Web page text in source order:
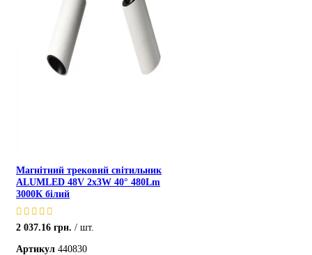
Магнітний трековий світильник
ALUMLED 48V 2x3W 40° 480Lm
3000К білий
2 037.16 грн.
шт.
Артикул 440830